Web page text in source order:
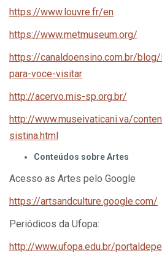
https://www.louvre.fr/en
https://www.metmuseum.org/
https://canaldoensino.com.br/
para-voce-visitar
http://acervo.mis-sp.org.br/
http://www.museivaticani.va/
sistina.html
Conteúdos sobre Artes
Acesso as Artes pelo Google
https://artsandculture.google.com/
Periódicos da Ufopa:
http://www.ufopa.edu.br/